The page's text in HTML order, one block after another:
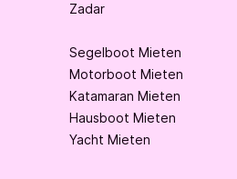
Zadar
Segelboot Mieten
Motorboot Mieten
Katamaran Mieten
Hausboot Mieten
Yacht Mieten